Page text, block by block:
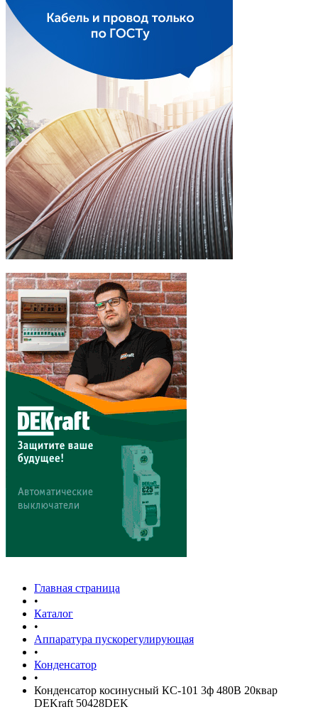
Главная страница
•
Каталог
•
Аппаратура пускорегулирующая
•
Конденсатор
•
Конденсатор косинусный КС-101 3ф 480В 20квар
DEKraft 50428DEK